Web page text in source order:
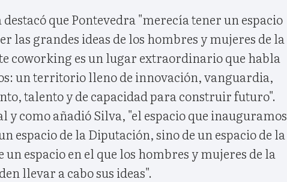
que Pontevedra "merecía tener un espacio
las grandes ideas de los hombres y mujeres de la
coworking es un lugar extraordinario que habla
un territorio lleno de innovación, vanguardia,
talento y de capacidad para construir futuro".
y como añadió Silva, "el espacio que inauguramos
espacio de la Diputación, sino de un espacio de la
un espacio en el que los hombres y mujeres de la
llevar a cabo sus ideas".